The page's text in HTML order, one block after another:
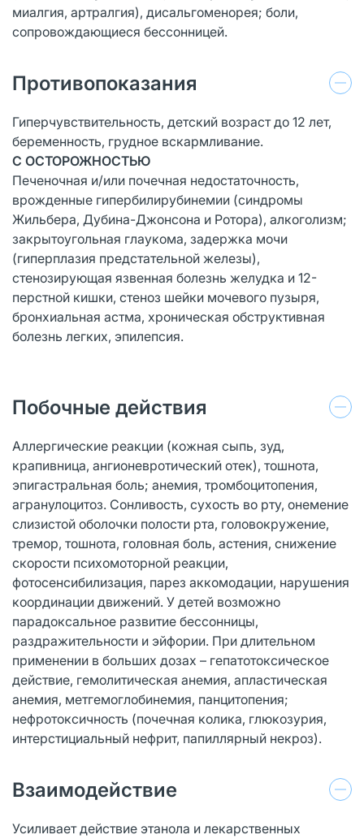
миалгия, артралгия), дисальгоменорея; боли,
сопровождающиеся бессонницей.
Противопоказания
Гиперчувствительность, детский возраст до 12 лет,
беременность, грудное вскармливание.
С ОСТОРОЖНОСТЬЮ
Печеночная и/или почечная недостаточность,
врожденные гипербилирубинемии (синдромы
Жильбера, Дубина-Джонсона и Ротора), алкоголизм;
закрытоугольная глаукома, задержка мочи
(гиперплазия предстательной железы),
стенозирующая язвенная болезнь желудка и 12-
перстной кишки, стеноз шейки мочевого пузыря,
бронхиальная астма, хроническая обструктивная
болезнь легких, эпилепсия.
Побочные действия
Аллергические реакции (кожная сыпь, зуд,
крапивница, ангионевротический отек), тошнота,
эпигастральная боль; анемия, тромбоцитопения,
агранулоцитоз. Сонливость, сухость во рту, онемение
слизистой оболочки полости рта, головокружение,
тремор, тошнота, головная боль, астения, снижение
скорости психомоторной реакции,
фотосенсибилизация, парез аккомодации, нарушения
координации движений. У детей возможно
парадоксальное развитие бессонницы,
раздражительности и эйфории. При длительном
применении в больших дозах – гепатотоксическое
действие, гемолитическая анемия, апластическая
анемия, метгемоглобинемия, панцитопения;
нефротоксичность (почечная колика, глюкозурия,
интерстициальный нефрит, папиллярный некроз).
Взаимодействие
Усиливает действие этанола и лекарственных